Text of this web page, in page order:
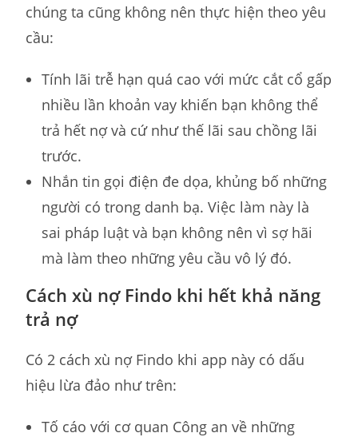
chúng ta cũng không nên thực hiện theo yêu
cầu:
Tính lãi trễ hạn quá cao với mức cắt cổ gấp
nhiều lần khoản vay khiến bạn không thể
trả hết nợ và cứ như thế lãi sau chồng lãi
trước.
Nhắn tin gọi điện đe dọa, khủng bố những
người có trong danh bạ. Việc làm này là
sai pháp luật và bạn không nên vì sợ hãi
mà làm theo những yêu cầu vô lý đó.
Cách xù nợ Findo khi hết khả năng
trả nợ
Có 2 cách xù nợ Findo khi app này có dấu
hiệu lừa đảo như trên:
Tố cáo với cơ quan Công an về những